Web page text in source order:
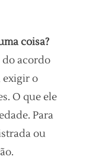
coisa?
do acordo
exigir o
O que ele
Para
ou